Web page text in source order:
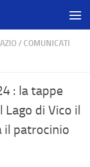
/ COMUNICATI
: la tappe
Lago di Vico il
il patrocinio